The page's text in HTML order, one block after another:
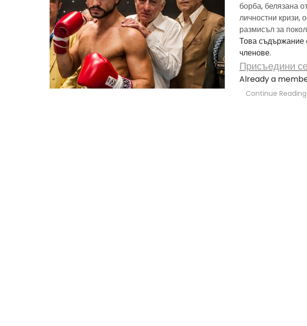
борба, белязана
личностни кризи,
размисъл за
Това съдържание
членове.
Присъедини
Already a
Continue Reading